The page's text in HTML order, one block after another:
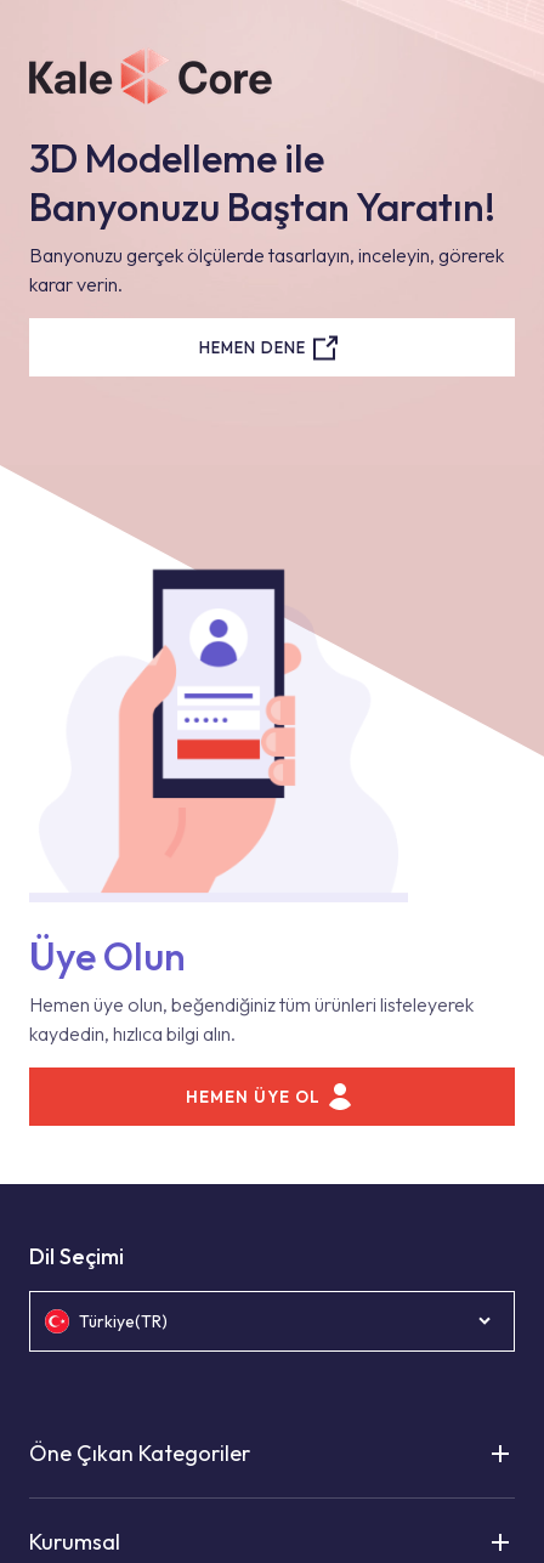
3D Modelleme ile
Banyonuzu Baştan Yaratın!
Banyonuzu gerçek ölçülerde tasarlayın, inceleyin, görerek
karar verin.
HEMEN DENE
Üye Olun
Hemen üye olun, beğendiğiniz tüm ürünleri listeleyerek
kaydedin, hızlıca bilgi alın.
HEMEN ÜYE OL
Dil Seçimi
Türkiye(TR)
Öne Çıkan Kategoriler
Kurumsal